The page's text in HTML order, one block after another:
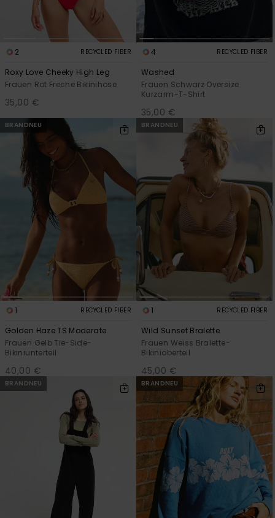
2 RECYCLED FIBER
Roxy Love Cheeky High Leg
Frauen Rot Freche Bikinihose
35,00 €
4 RECYCLED FIBER
Washed
Frauen Schwarz Oversize
Kurzarm-T-Shirt
35,00 €
BRANDNEU
1 RECYCLED FIBER
Golden Haze TS Moderate
Frauen Gelb Tie-Side-
Bikiniunterteil
40,00 €
BRANDNEU
1 RECYCLED FIBER
Wild Sunset Bralette
Frauen Weiss Bralette-
Bikinioberteil
45,00 €
BRANDNEU BRANDNEU